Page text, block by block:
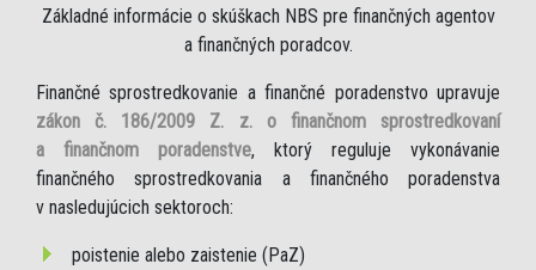
Základné informácie o skúškach NBS pre finančných agentov
a finančných poradcov.
Finančné sprostredkovanie a finančné poradenstvo upravuje
zákon č. 186/2009 Z. z. o finančnom sprostredkovaní
a finančnom poradenstve, ktorý reguluje vykonávanie
finančného sprostredkovania a finančného poradenstva
v nasledujúcich sektoroch:
poistenie alebo zaistenie (PaZ)